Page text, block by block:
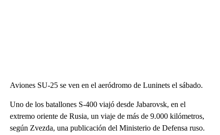
Aviones SU-25 se ven en el aeródromo de Luninets el sábado.
Uno de los batallones S-400 viajó desde Jabarovsk, en el
extremo oriente de Rusia, un viaje de más de 9.000 kilómetros,
según Zvezda, una publicación del Ministerio de Defensa ruso.